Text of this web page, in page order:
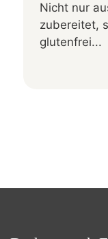
Nicht nur
zubereitet,
glutenfrei...